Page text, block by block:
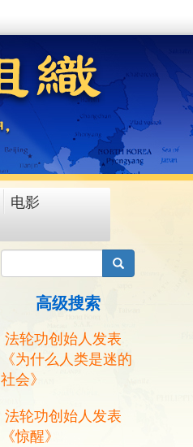
电影
搜索
高级搜索
法轮功创始人发表
《为什么人类是迷的
社会》
法轮功创始人发表
《惊醒》